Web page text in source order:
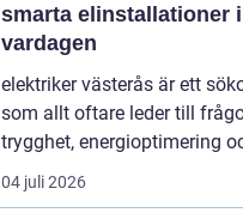
smarta elinstallationer i
vardagen
elektriker västerås är ett
som allt oftare leder till
trygghet, energioptimering
04 juli 2026